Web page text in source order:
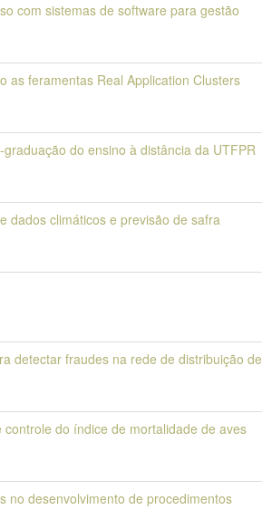
com sistemas de software para gestão
as feramentas Real Application Clusters
do ensino à distância da UTFPR
dados climáticos e previsão de safra
detectar fraudes na rede de distribuição de
do índice de mortalidade de aves
no desenvolvimento de procedimentos